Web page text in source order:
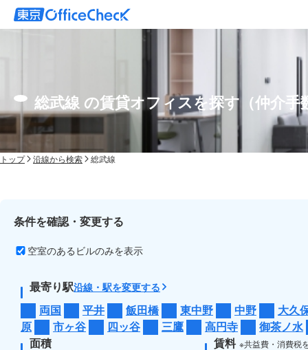
総武線 の賃貸オフィスを探す（仲介手
トップ 沿線から検索 総武線
条件を確認・変更する
空室のあるビルのみを表示
最寄り駅沿線・駅を変更する
両国 平井 飯田橋 東中野 中野
大久
原
市ヶ谷 四ッ谷 三鷹 高円寺
御茶ノ水
面積
賃料 ※共益費・消費税